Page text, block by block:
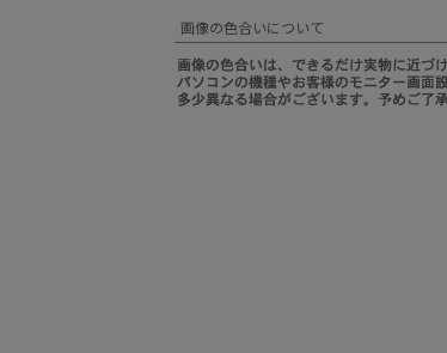
画像の色合いについて